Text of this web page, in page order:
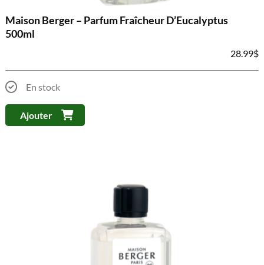
Maison Berger – Parfum Fraîcheur D’Eucalyptus
500ml
28.99$
En stock
Ajouter